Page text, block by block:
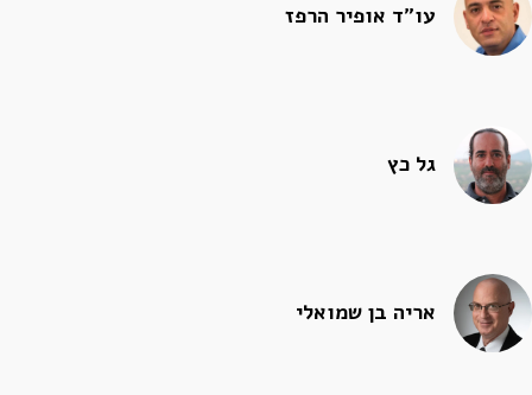
עו"ד אופיר הרפז
גל כץ
אריה בן שמואלי